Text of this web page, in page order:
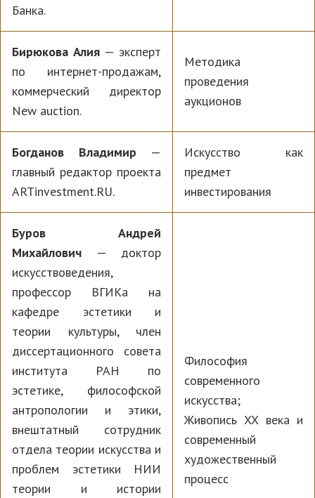
Банка.
Бирюкова Алия — эксперт
по интернет-продажам,
коммерческий директор
New auction.
Методика
проведения
аукционов
Богданов Владимир —
главный редактор проекта
ARTinvestment.RU.
Искусство как
предмет
инвестирования
Буров Андрей
Михайлович — доктор
искусствоведения,
профессор ВГИКа на
кафедре эстетики и
теории культуры, член
диссертационного совета
института РАН по
эстетике, философской
антропологии и этики,
внештатный сотрудник
отдела теории искусства и
проблем эстетики НИИ
теории и истории
Философия
современного
искусства;
Живопись XX века и
современный
художественный
процесс